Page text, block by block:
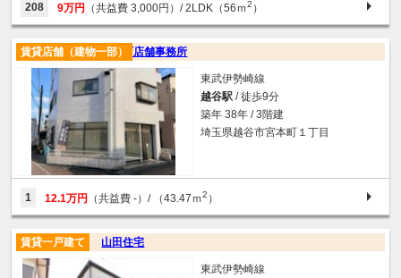
208 9万円 （共益費 3,000円）/ 2LDK（56ｍ2 ）
宮本町店舗事務所
賃貸店舗（建物一部）
東武伊勢崎線
越谷駅 / 徒歩9分
築年 38年 / 3階建
埼玉県越谷市宮本町１丁目
1 12.1万円 （共益費 -）/ （43.47ｍ2 ）
山田住宅
賃貸一戸建て
東武伊勢崎線